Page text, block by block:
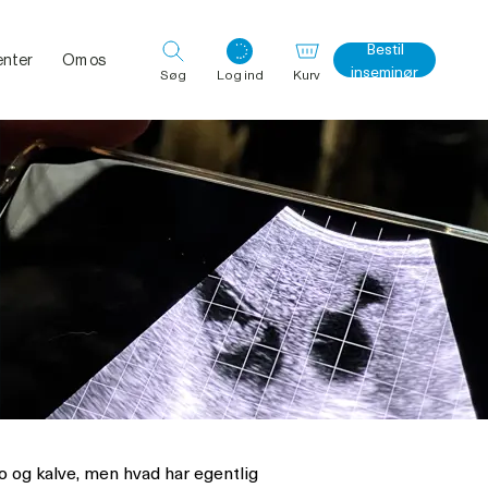
Om os
Søg Log ind
Log ind med det samme
Kurv
Bestil
inseminør
kalve, men hvad har egentlig